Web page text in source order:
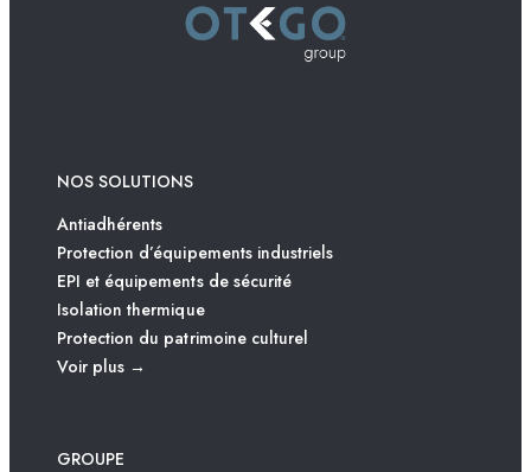
NOS SOLUTIONS
Antiadhérents
Protection d’équipements industriels
EPI et équipements de sécurité
Isolation thermique
Protection du patrimoine culturel
Voir plus →
GROUPE